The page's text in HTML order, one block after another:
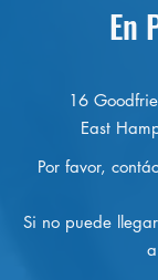
En
16
East
Por favor,
Si no puede